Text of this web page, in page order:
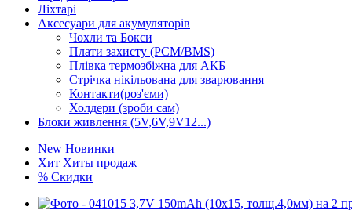
Ліхтарі
Аксесуари для акумуляторів
Чохли та Бокси
Плати захисту (PCM/BMS)
Плівка термозбіжна для АКБ
Стрічка нікільована для зварювання
Контакти(роз'єми)
Холдери (зроби сам)
Блоки живлення (5V,6V,9V12...)
New Новинки
Хит Хиты продаж
% Скидки